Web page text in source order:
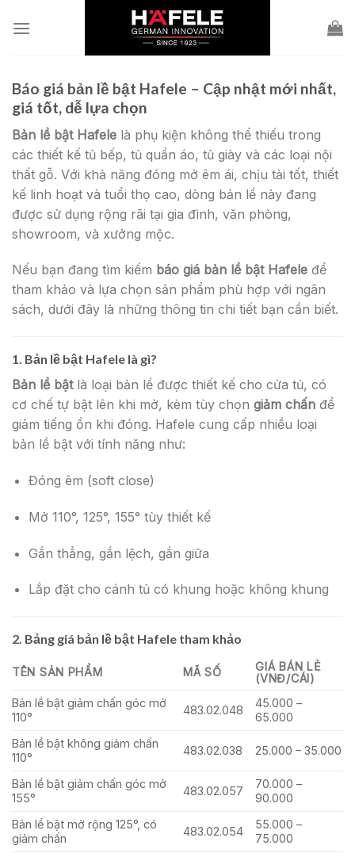
Báo giá bản lề bật Hafele – Cập nhật mới nhất,
giá tốt, dễ lựa chọn
Bản lề bật Hafele là phụ kiện không thể thiếu trong
các thiết kế tủ bếp, tủ quần áo, tủ giày và các loại nội
thất gỗ. Với khả năng đóng mở êm ái, chịu tải tốt, thiết
kế linh hoạt và tuổi thọ cao, dòng bản lề này đang
được sử dụng rộng rãi tại gia đình, văn phòng,
showroom, và xưởng mộc.
Nếu bạn đang tìm kiếm báo giá bản lề bật Hafele để
tham khảo và lựa chọn sản phẩm phù hợp với ngân
sách, dưới đây là những thông tin chi tiết bạn cần biết.
1. Bản lề bật Hafele là gì?
Bản lề bậtlà loại bản lề được thiết kế cho cửa tủ, có
cơ chế tự bật lên khi mở, kèm tùy chọn giảm chấn để
giảm tiếng ồn khi đóng. Hafele cung cấp nhiều loại
bản lề bật với tính năng như:
Đóng êm (soft close)
Mở 110°, 125°, 155° tùy thiết kế
Gắn thẳng, gắn lệch, gắn giữa
Lắp đặt cho cánh tủ có khung hoặc không khung
2. Bảng giá bản lề bật Hafele tham khảo
TÊN SẢN PHẨM MÃ SỐ
GIÁ BÁN LẺ
(VNĐ/CÁI)
Bản lề bật giảm chấn góc mở
110°
483.02.048
45.000 –
65.000
Bản lề bật không giảm chấn
110°
483.02.038 25.000 – 35.000
Bản lề bật giảm chấn góc mở
155°
483.02.057
70.000 –
90.000
Bản lề bật mở rộng 125°, có
giảm chấn
483.02.054
55.000 –
75.000